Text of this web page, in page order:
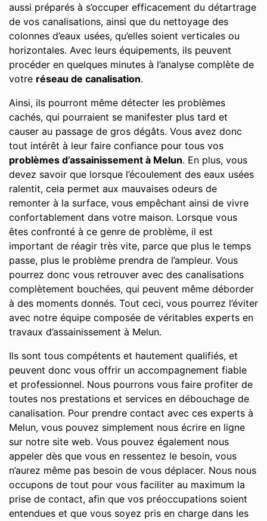
aussi préparés à s’occuper efficacement du détartrage
de vos canalisations, ainsi que du nettoyage des
colonnes d’eaux usées, qu’elles soient verticales ou
horizontales. Avec leurs équipements, ils peuvent
procéder en quelques minutes à l’analyse complète de
votre réseau de canalisation.
Ainsi, ils pourront même détecter les problèmes
cachés, qui pourraient se manifester plus tard et
causer au passage de gros dégâts. Vous avez donc
tout intérêt à leur faire confiance pour tous vos
problèmes d’assainissement à Melun. En plus, vous
devez savoir que lorsque l’écoulement des eaux usées
ralentit, cela permet aux mauvaises odeurs de
remonter à la surface, vous empêchant ainsi de vivre
confortablement dans votre maison. Lorsque vous
êtes confronté à ce genre de problème, il est
important de réagir très vite, parce que plus le temps
passe, plus le problème prendra de l’ampleur. Vous
pourrez donc vous retrouver avec des canalisations
complètement bouchées, qui peuvent même déborder
à des moments donnés. Tout ceci, vous pourrez l’éviter
avec notre équipe composée de véritables experts en
travaux d’assainissement à Melun.
Ils sont tous compétents et hautement qualifiés, et
peuvent donc vous offrir un accompagnement fiable
et professionnel. Nous pourrons vous faire profiter de
toutes nos prestations et services en débouchage de
canalisation. Pour prendre contact avec ces experts à
Melun, vous pouvez simplement nous écrire en ligne
sur notre site web. Vous pouvez également nous
appeler dès que vous en ressentez le besoin, vous
n’aurez même pas besoin de vous déplacer. Nous nous
occupons de tout pour vous faciliter au maximum la
prise de contact, afin que vos préoccupations soient
entendues et que vous soyez pris en charge dans les